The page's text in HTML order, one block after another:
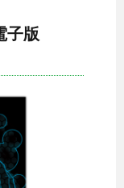
子版